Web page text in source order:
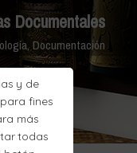
y de
para fines
más
todas
Documentales
Documentación